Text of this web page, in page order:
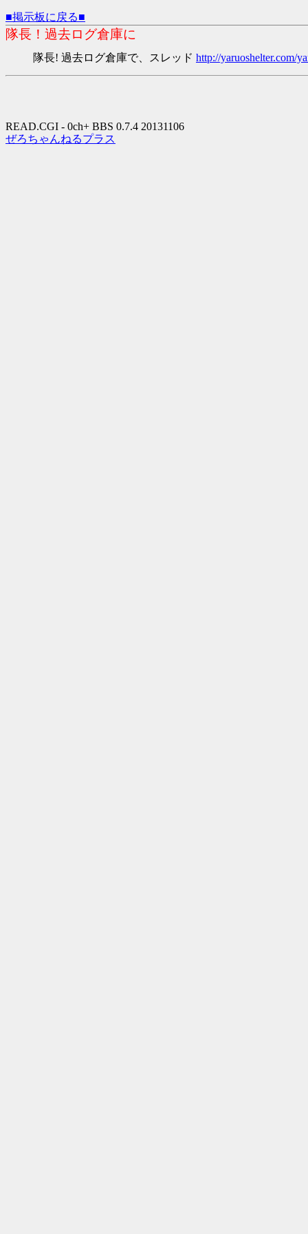
■掲示板に戻る■
隊長！過去ログ倉庫に
隊長! 過去ログ倉庫で、スレッド http://yaruoshelter.com/
READ.CGI - 0ch+ BBS 0.7.4 20131106
ぜろちゃんねるプラス